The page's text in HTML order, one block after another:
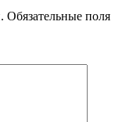
Обязательные поля